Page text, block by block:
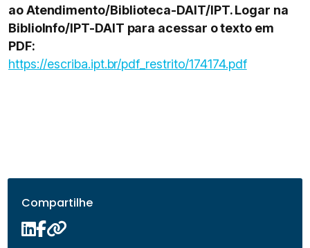
ao Atendimento/Biblioteca-DAIT/IPT. Logar na
BiblioInfo/IPT-DAIT para acessar o texto em
PDF:
https://escriba.ipt.br/pdf_restrito/174174.pdf
Compartilhe